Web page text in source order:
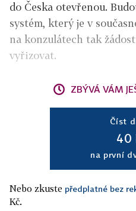
do Česka otevřenou.
systém, který je v
na konzulátech tak
vyřizovat.
ZBÝVÁ VÁM
Číst
40
na první
Nebo zkuste předplatné bez
Kč.